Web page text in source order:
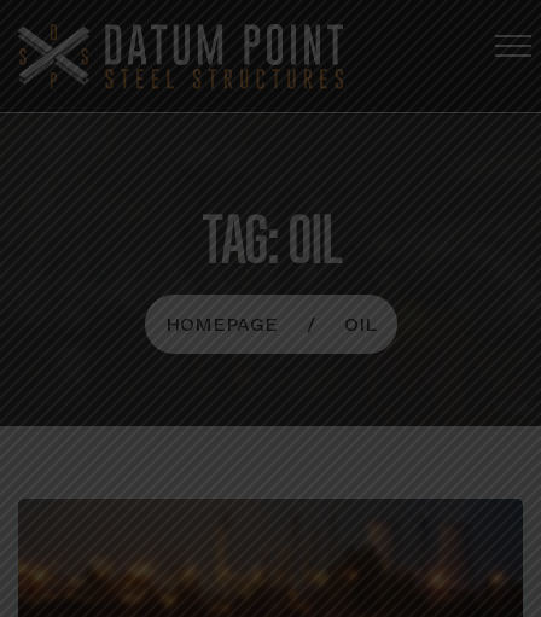
TAG:OIL
HOMEPAGE OIL